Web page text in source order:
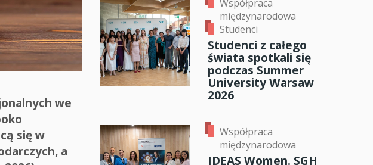
we
się w
a
Współpraca
międzynarodowa
Studenci
Studenci z całego
świata spotkali się
podczas Summer
University Warsaw
2026
Współpraca
międzynarodowa
IDEAS Women. SGH